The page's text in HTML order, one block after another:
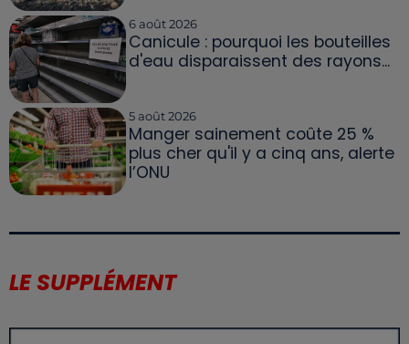
6 août 2026
Canicule : pourquoi les bouteilles
d'eau disparaissent des rayons...
5 août 2026
Manger sainement coûte 25 %
plus cher qu'il y a cinq ans, alerte
l’ONU
LE SUPPLÉMENT